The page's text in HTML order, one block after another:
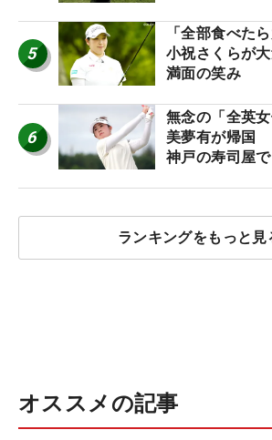
5
「全部食べた
小祝さくらが
満面の笑み
6
無念の「全英
美夢有が帰国
神戸の寿司屋
ランキングをもっと見
オススメの記事